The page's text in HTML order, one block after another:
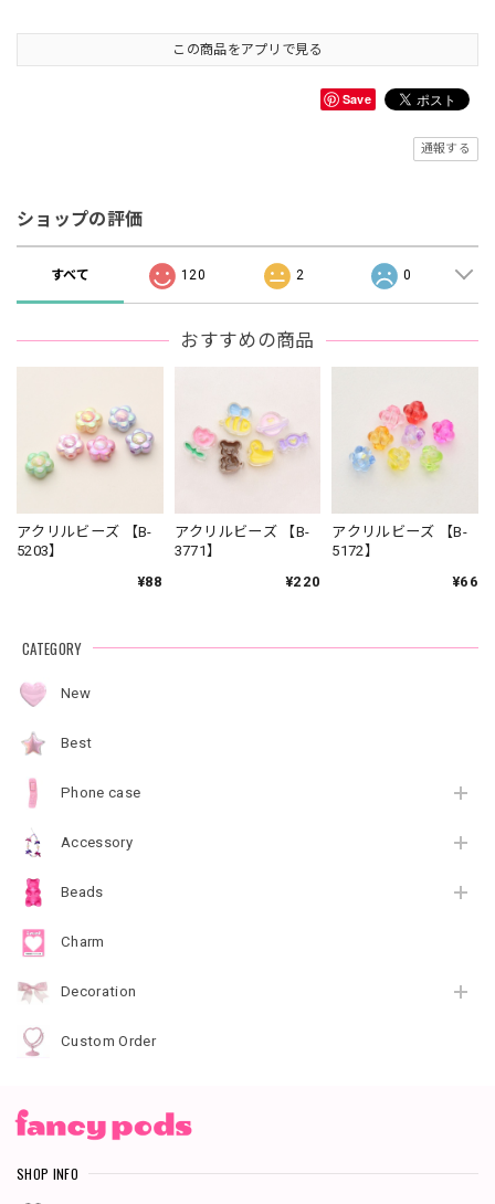
この商品をアプリで見る
Save
通報する
ショップの評価
すべて 120 2 0
おすすめの商品
アクリルビーズ 【B-
5203】
¥88
アクリルビーズ 【B-
3771】
¥220
アクリルビーズ 【B-
5172】
¥66
CATEGORY
New
Best
Phone case
Accessory
Beads
Charm
Decoration
Custom Order
SHOP INFO